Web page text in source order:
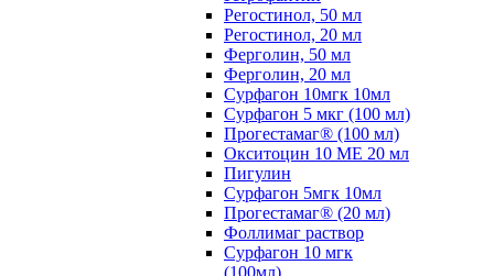
Регостинол, 50 мл
Регостинол, 20 мл
Ферголин, 50 мл
Ферголин, 20 мл
Сурфагон 10мгк 10мл
Сурфагон 5 мкг (100 мл)
Прогестамаг® (100 мл)
Окситоцин 10 МЕ 20 мл
Пигулин
Сурфагон 5мгк 10мл
Прогестамаг® (20 мл)
Фоллимаг раствор
Сурфагон 10 мгк
(100мл)